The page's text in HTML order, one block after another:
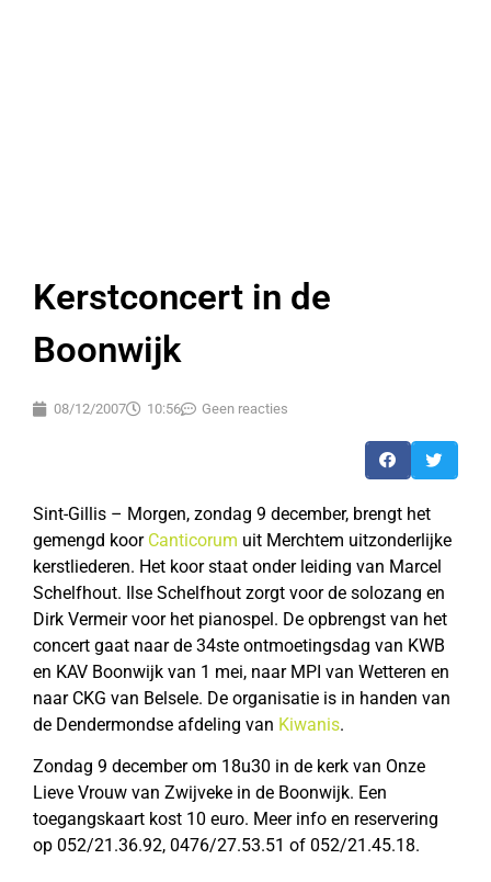
Kerstconcert in de
Boonwijk
08/12/2007 10:56 Geen reacties
Sint-Gillis – Morgen, zondag 9 december, brengt het
gemengd koor Canticorum uit Merchtem uitzonderlijke
kerstliederen. Het koor staat onder leiding van Marcel
Schelfhout. Ilse Schelfhout zorgt voor de solozang en
Dirk Vermeir voor het pianospel. De opbrengst van het
concert gaat naar de 34ste ontmoetingsdag van KWB
en KAV Boonwijk van 1 mei, naar MPI van Wetteren en
naar CKG van Belsele. De organisatie is in handen van
de Dendermondse afdeling van Kiwanis.
Zondag 9 december om 18u30 in de kerk van Onze
Lieve Vrouw van Zwijveke in de Boonwijk. Een
toegangskaart kost 10 euro. Meer info en reservering
op 052/21.36.92, 0476/27.53.51 of 052/21.45.18.